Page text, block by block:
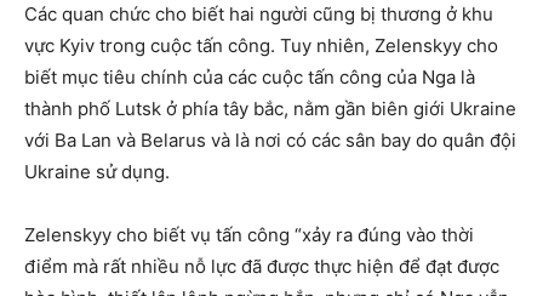
Các quan chức cho biết hai người cũng bị thương ở khu
vực Kyiv trong cuộc tấn công. Tuy nhiên, Zelenskyy cho
biết mục tiêu chính của các cuộc tấn công của Nga là
thành phố Lutsk ở phía tây bắc, nằm gần biên giới Ukraine
với Ba Lan và Belarus và là nơi có các sân bay do quân đội
Ukraine sử dụng.
Zelenskyy cho biết vụ tấn công “xảy ra đúng vào thời
điểm mà rất nhiều nỗ lực đã được thực hiện để đạt được